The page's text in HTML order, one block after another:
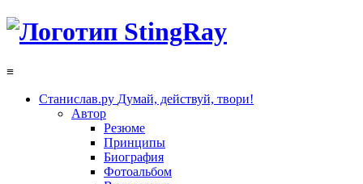
≡
Станислав.ру Думай, действуй, твори!
Автор
Резюме
Принципы
Биография
Фотоальбом